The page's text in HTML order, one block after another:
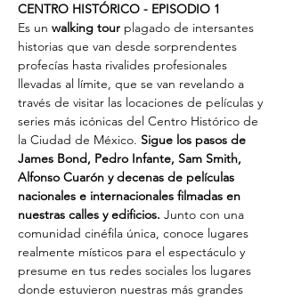
CENTRO HISTÓRICO - EPISODIO 1
Es un walking tour plagado de intersantes
historias que van desde sorprendentes
profecías hasta rivalides profesionales
llevadas al límite, que se van revelando a
través de visitar las locaciones de películas y
series más icónicas del Centro Histórico de
la Ciudad de México. Sigue los pasos de
James Bond, Pedro Infante, Sam Smith,
Alfonso Cuarón y decenas de películas
nacionales e internacionales filmadas en
nuestras calles y edificios. Junto con una
comunidad cinéfila única, conoce lugares
realmente místicos para el espectáculo y
presume en tus redes sociales los lugares
donde estuvieron nuestras más grandes